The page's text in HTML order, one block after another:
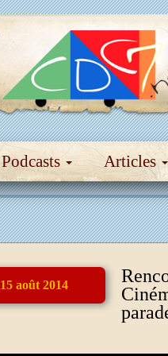
Podcasts Articles
15 août 2014